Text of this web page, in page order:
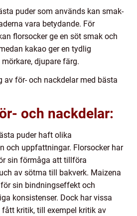
puder som används kan smak-
vara betydande. För
florsocker ge en söt smak och
kakao ger en tydlig
djupare färg.
av för- och nackdelar med bästa
och nackdelar:
puder haft olika
och uppfattningar. Florsocker har
sin förmåga att tillföra
av sötma till bakverk. Maizena
sin bindningseffekt och
konsistenser. Dock har vissa
kritik, till exempel kritik av